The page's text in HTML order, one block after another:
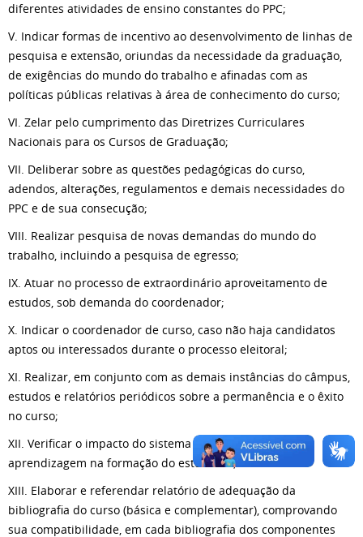
diferentes atividades de ensino constantes do PPC;
V. Indicar formas de incentivo ao desenvolvimento de linhas de
pesquisa e extensão, oriundas da necessidade da graduação,
de exigências do mundo do trabalho e afinadas com as
políticas públicas relativas à área de conhecimento do curso;
VI. Zelar pelo cumprimento das Diretrizes Curriculares
Nacionais para os Cursos de Graduação;
VII. Deliberar sobre as questões pedagógicas do curso,
adendos, alterações, regulamentos e demais necessidades do
PPC e de sua consecução;
VIII. Realizar pesquisa de novas demandas do mundo do
trabalho, incluindo a pesquisa de egresso;
IX. Atuar no processo de extraordinário aproveitamento de
estudos, sob demanda do coordenador;
X. Indicar o coordenador de curso, caso não haja candidatos
aptos ou interessados durante o processo eleitoral;
XI. Realizar, em conjunto com as demais instâncias do câmpus,
estudos e relatórios periódicos sobre a permanência e o êxito
no curso;
XII. Verificar o impacto do sistema de avaliação de
aprendizagem na formação do estudante;
XIII. Elaborar e referendar relatório de adequação da
bibliografia do curso (básica e complementar), comprovando
sua compatibilidade, em cada bibliografia dos componentes